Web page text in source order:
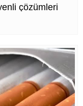
çözümleri
yaklaşık 40